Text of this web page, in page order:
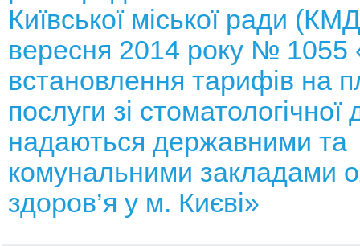
Київської міської ради
вересня 2014 року № 1055
встановлення тарифів на
послуги зі стоматологічної
надаються державними та
комунальними закладами
здоров’я у м. Києві»